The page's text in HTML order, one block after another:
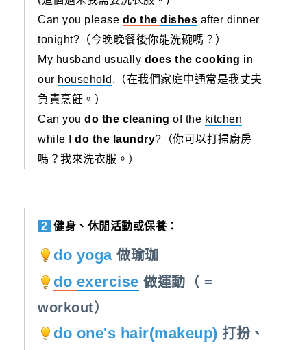
Can you please do the dishes after dinner
tonight?（今晚晚餐後你能洗碗嗎？）
My husband usually does the cooking in
our household .（在我們家庭中通常是我丈夫
負責烹飪。）
Can you do the cleaning of the kitchen
while I do the laundry?（你可以打掃廚房
嗎？我來洗衣服。）
2 健身、休閒活動或保養：
do yoga 做瑜珈
do exercise 做運動（ =
workout）
do one's hair(makeup) 打扮、